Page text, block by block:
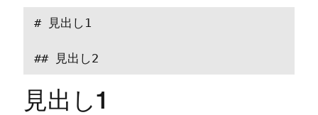
# 見出し1
## 見出し2
見出し1